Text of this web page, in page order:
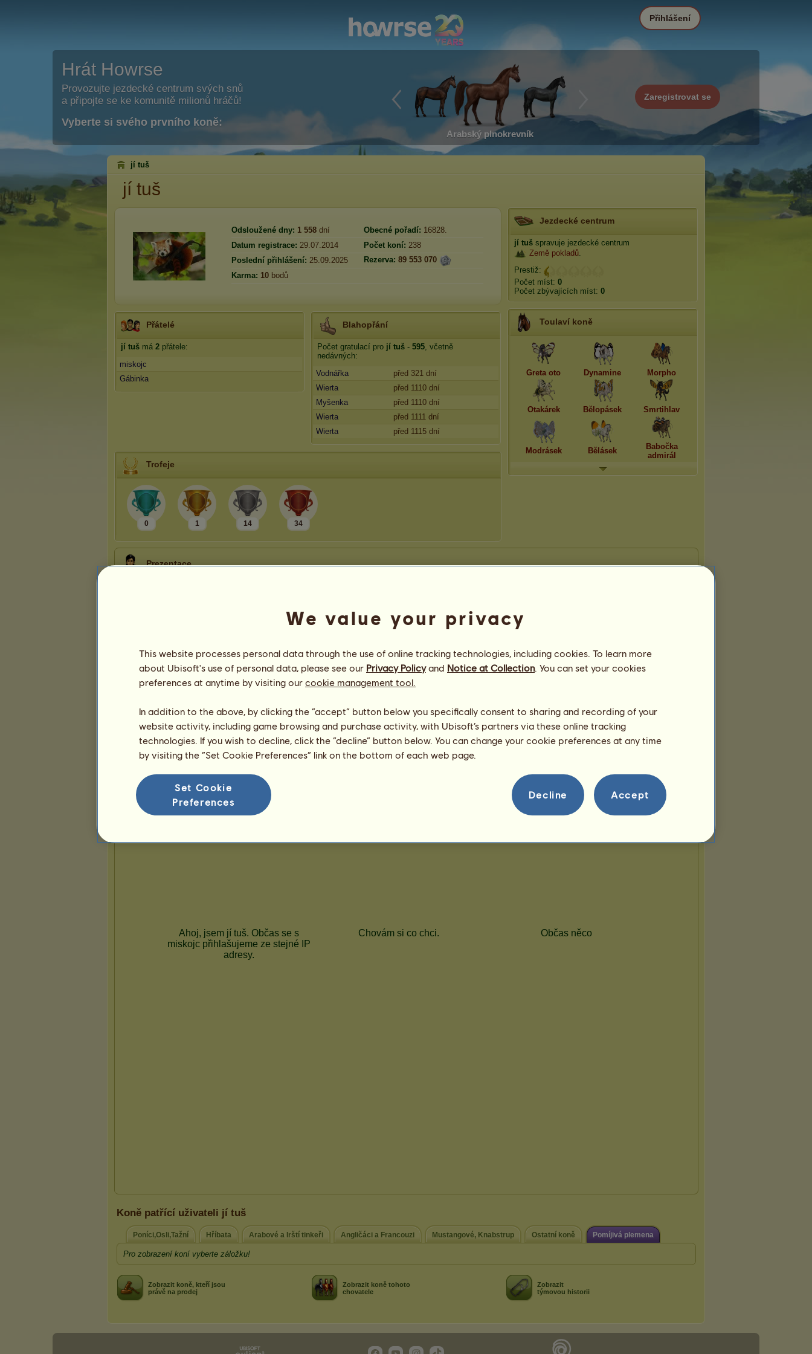
Hrát Howrse
Provozujte jezdecké centrum svých snů
a připojte se ke komunitě milionů hráčů!
Vyberte si svého prvního koně:
Arabský plnokrevník
Zaregistrovat se
Přihlášení
jí tuš
jí tuš
Odsloužené dny: 1 558 dní Obecné pořadí: 16828.
Datum registrace: 29.07.2014 Počet koní: 238
Poslední přihlášení: 25.09.2025 Rezerva: 89 553 070
Karma: 10 bodů
Přátelé
jí tuš má 2 přátele:
miskojc
Gábinka
Blahopřání
Počet gratulací pro jí tuš - 595, včetně
nedávných:
Vodnářka
před 321 dní
Wierta
před 1110 dní
Myšenka
před 1110 dní
Wierta
před 1111 dní
Wierta
před 1115 dní
Trofeje
0 1 14 34
Jezdecké centrum
jí tuš spravuje jezdecké centrum
Země pokladů.
Prestiž:
Počet míst: 0
Počet zbývajících míst: 0
Toulaví koně
Greta oto Dynamine Morpho
Otakárek Bělopásek Smrtihlav
Modrásek Bělásek
Babočka
admirál
Prezentace
Koně patřící uživateli jí tuš
Poníci,Osli,Tažní Hříbata Arabové a Irští tinkeři Angličáci a Francouzi Mustangové, Knabstrup Ostatní koně Pomíjivá plemena
Pro zobrazení koní vyberte záložku!
Zobrazit koně, kteří jsou
právě na prodej
Zobrazit koně tohoto
chovatele
Zobrazit
týmovou historii
We value your privacy
This website processes personal data through the use of online tracking technologies, including cookies. To learn more
about Ubisoft's use of personal data, please see our Privacy Policyand Notice at Collection. You can set your cookies
preferences at anytime by visiting our cookie management tool.
In addition to the above, by clicking the “accept” button below you specifically consent to sharing and recording of your
website activity, including game browsing and purchase activity, with Ubisoft’s partners via these online tracking
technologies. If you wish to decline, click the “decline” button below. You can change your cookie preferences at any time
by visiting the “Set Cookie Preferences” link on the bottom of each web page.
Set Cookie
Preferences
Decline Accept